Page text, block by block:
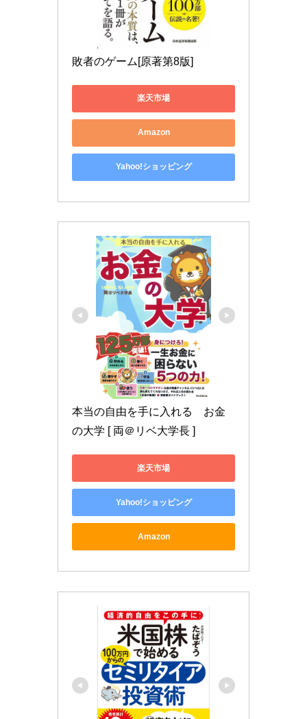
敗者のゲーム[原著第8版]
楽天市場
Amazon
Yahoo!ショッピング
本当の自由を手に入れる　お金
の大学 [ 両＠リベ大学長 ]
楽天市場
Yahoo!ショッピング
Amazon